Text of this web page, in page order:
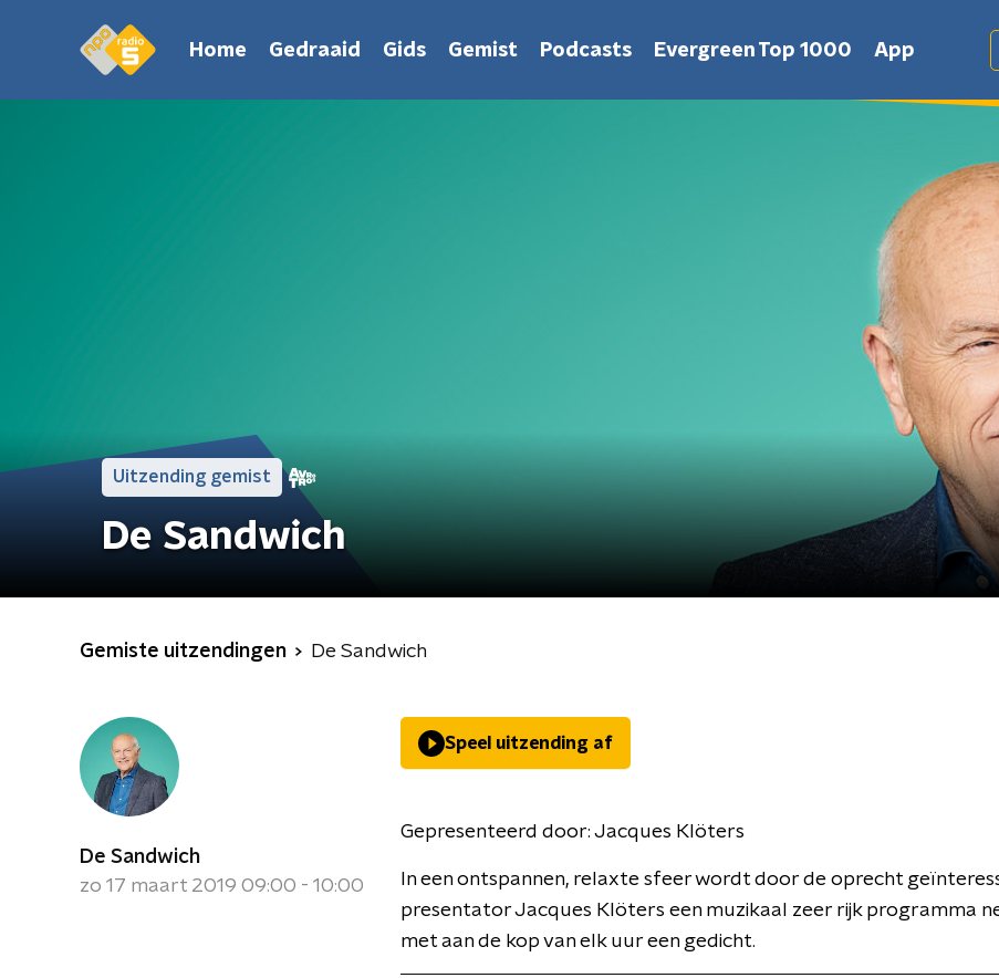
Home Gedraaid Gids Gemist Podcasts Evergreen Top 1000 App
Uitzending gemist
De Sandwich
Gemiste uitzendingen De Sandwich
De Sandwich
zo 17 maart 2019 09:00 - 10:00
Speel uitzending af
Gepresenteerd door: Jacques Klöters
In een ontspannen, relaxte sfeer wordt door de oprecht
presentator Jacques Klöters een muzikaal zeer rijk programma
met aan de kop van elk uur een gedicht.